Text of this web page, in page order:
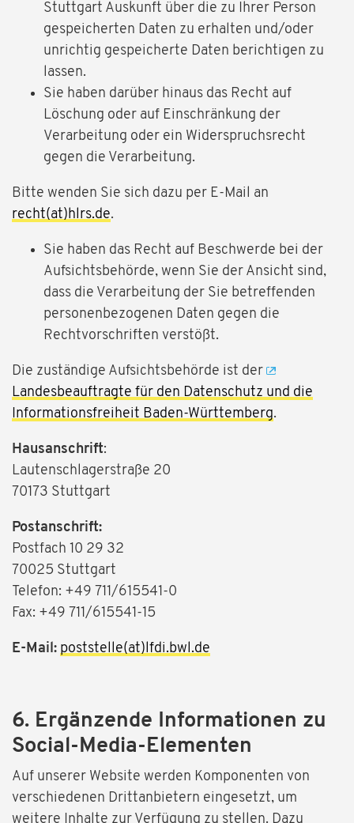
Stuttgart Auskunft über die zu Ihrer Person
gespeicherten Daten zu erhalten und/oder
unrichtig gespeicherte Daten berichtigen zu
lassen.
Sie haben darüber hinaus das Recht auf
Löschung oder auf Einschränkung der
Verarbeitung oder ein Widerspruchsrecht
gegen die Verarbeitung.
Bitte wenden Sie sich dazu per E-Mail an
recht(at)hlrs.de.
Sie haben das Recht auf Beschwerde bei der
Aufsichtsbehörde, wenn Sie der Ansicht sind,
dass die Verarbeitung der Sie betreffenden
personenbezogenen Daten gegen die
Rechtvorschriften verstößt.
Die zuständige Aufsichtsbehörde ist der
Landesbeauftragte für den Datenschutz und die
Informationsfreiheit Baden-Württemberg.
Hausanschrift:
Lautenschlagerstraße 20
70173 Stuttgart
Postanschrift:
Postfach 10 29 32
70025 Stuttgart
Telefon: +49 711/615541-0
Fax: +49 711/615541-15
E-Mail: poststelle(at)lfdi.bwl.de
6. Ergänzende Informationen zu
Social-Media-Elementen
Auf unserer Website werden Komponenten von
verschiedenen Drittanbietern eingesetzt, um
weitere Inhalte zur Verfügung zu stellen. Dazu